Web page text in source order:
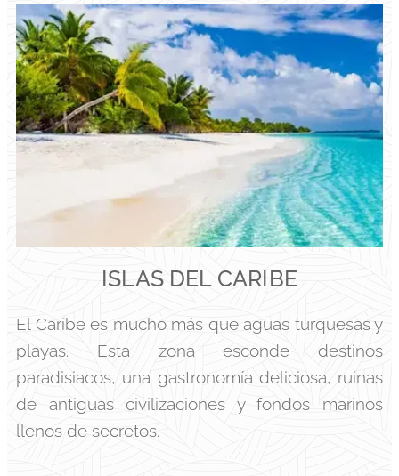
ISLAS DEL CARIBE
El Caribe es mucho más que aguas turquesas y
playas. Esta zona esconde destinos
paradisiacos, una gastronomía deliciosa, ruinas
de antiguas civilizaciones y fondos marinos
llenos de secretos.